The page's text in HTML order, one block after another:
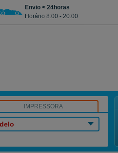
Envio < 24horas
Horário 8:00 - 20:00
IMPRESSORA